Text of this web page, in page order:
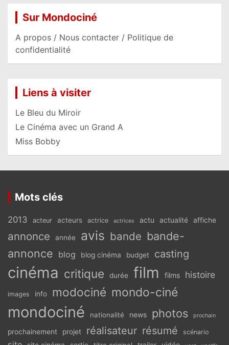
Sur Mondociné
A propos / Nous contacter / Politique de
confidentialité
Liens à visiter
Le Bleu du Miroir
Le Cinéma avec un Grand A
Miss Bobby
Mots clés
2013 acteur acteurs actrice actrices actu actualité affiche
annonce année avis bande bande-
annonce blog blog cinéma budget casting
cinéma critique durée film films histoire
images info modociné mondo-ciné
mondociné nationalité news photos prochain
prochainement projet réalisateur résumé scénario